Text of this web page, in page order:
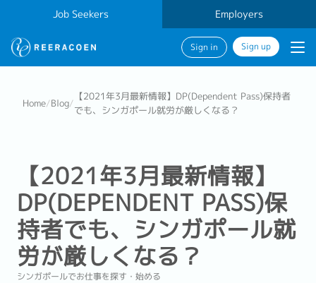
Job Seekers Employers
Sign in Sign up
Home/Blog/
【2021年3月最新情報】DP(Dependent Pass)保持者
でも、シンガポール就労が厳しくなる？
【2021年3月最新情報】
DP(DEPENDENT PASS)保
持者でも、シンガポール就
労が厳しくなる？
シンガポールでお仕事を探す・始める